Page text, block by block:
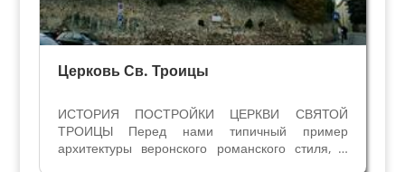
Церковь Св. Троицы
ИСТОРИЯ ПОСТРОЙКИ ЦЕРКВИ СВЯТОЙ
ТРОИЦЫ Перед нами типичный пример
архитектуры веронского романского стиля, с